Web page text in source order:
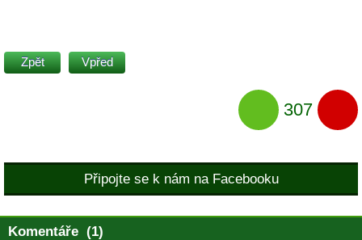
Zpět Vpřed
307
Připojte se k nám na Facebooku
Komentáře (1)